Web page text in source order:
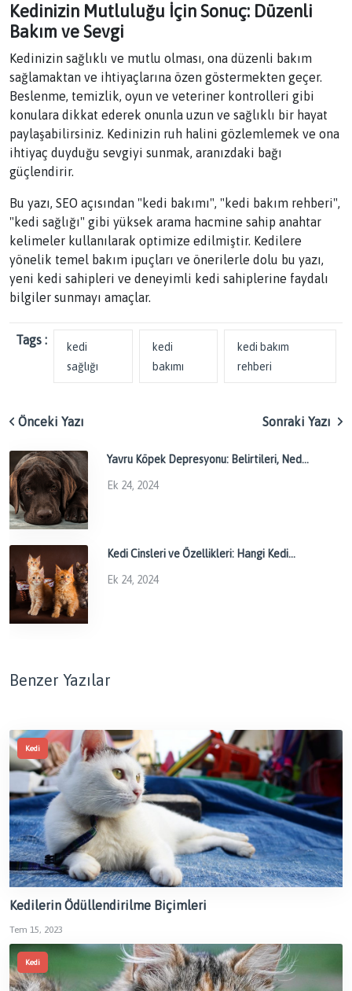
Kedinizin Mutluluğu İçin Sonuç: Düzenli
Bakım ve Sevgi
Kedinizin sağlıklı ve mutlu olması, ona düzenli bakım
sağlamaktan ve ihtiyaçlarına özen göstermekten geçer.
Beslenme, temizlik, oyun ve veteriner kontrolleri gibi
konulara dikkat ederek onunla uzun ve sağlıklı bir hayat
paylaşabilirsiniz. Kedinizin ruh halini gözlemlemek ve ona
ihtiyaç duyduğu sevgiyi sunmak, aranızdaki bağı
güçlendirir.
Bu yazı, SEO açısından "kedi bakımı", "kedi bakım rehberi",
"kedi sağlığı" gibi yüksek arama hacmine sahip anahtar
kelimeler kullanılarak optimize edilmiştir. Kedilere
yönelik temel bakım ipuçları ve önerilerle dolu bu yazı,
yeni kedi sahipleri ve deneyimli kedi sahiplerine faydalı
bilgiler sunmayı amaçlar.
Tags :
kedi
sağlığı
kedi
bakımı
kedi bakım
rehberi
Önceki Yazı Sonraki Yazı
Yavru Köpek Depresyonu: Belirtileri, Ned...
Ek 24, 2024
Kedi Cinsleri ve Özellikleri: Hangi Kedi...
Ek 24, 2024
Benzer Yazılar
Kedi
Kedilerin Ödüllendirilme Biçimleri
Tem 15, 2023
Kedi